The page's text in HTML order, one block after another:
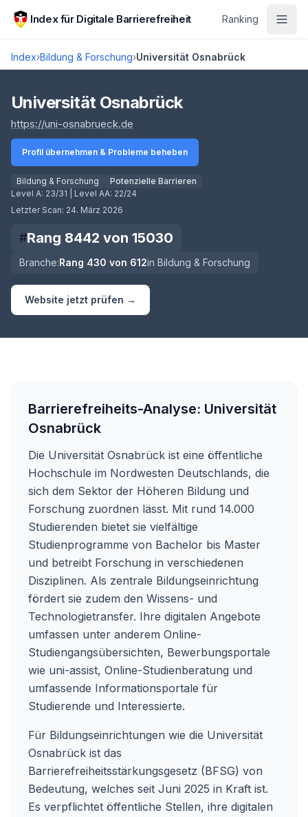
Zum Hauptinhalt springen
Index für Digitale Barrierefreiheit Ranking
Index›Bildung & Forschung›Universität Osnabrück
Score lädt
Universität Osnabrück
https://uni-osnabrueck.de
Profil übernehmen & Probleme beheben
Bildung & Forschung
Potenzielle Barrieren
Level A: 23/31 | Level AA: 22/24
Letzter Scan: 24. März 2026
#Rang 8442 von 15030
Branche:Rang 430 von 612in Bildung & Forschung
Website jetzt prüfen →
Barrierefreiheits-Analyse: Universität
Osnabrück
Die Universität Osnabrück ist eine öffentliche
Hochschule im Nordwesten Deutschlands, die
sich dem Sektor der Höheren Bildung und
Forschung zuordnen lässt. Mit rund 14.000
Studierenden bietet sie vielfältige
Studienprogramme von Bachelor bis Master
und betreibt Forschung in verschiedenen
Disziplinen. Als zentrale Bildungseinrichtung
fördert sie zudem den Wissens- und
Technologietransfer. Ihre digitalen Angebote
umfassen unter anderem Online-
Studiengangsübersichten, Bewerbungsportale
wie uni-assist, Online-Studienberatung und
umfassende Informationsportale für
Studierende und Interessierte.
Für Bildungseinrichtungen wie die Universität
Osnabrück ist das
Barrierefreiheitsstärkungsgesetz (BFSG) von
Bedeutung, welches seit Juni 2025 in Kraft ist.
Es verpflichtet öffentliche Stellen, ihre digitalen